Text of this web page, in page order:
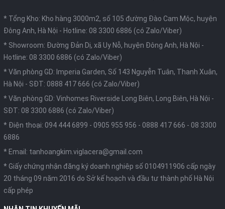
* Tổng Kho: Kho hàng 3000m2, số 105 đường Đào Cam Mộc, huyện
Đông Anh, Hà Nội - Hotline: 08 3300 6886 (có Zalo/Viber)
* Showroom: Đường Đản Dị, xã Uy Nỗ, huyện Đông Anh, Hà Nội -
Hotline: 08 3300 6886 (có Zalo/Viber)
* Văn phòng GD: Imperia Garden, Số 143 Nguyễn Tuân, Thanh Xuân,
Hà Nội - SĐT: 0888 417 666 (có Zalo/Viber)
* Văn phòng GD: Vinhomes Riverside Long Biên, Long Biên, Hà Nội -
SĐT: 08 3300 6886 (có Zalo/Viber)
* Điện thoại: 094 444 6899 - 0905 955 956 - 0888 417 666 - 08 3300
6886
* Email: tanhoangkim.viglacera@gmail.com
* Giấy chứng nhận đăng ký doanh nghiệp số 0104911906 cấp ngày
20 tháng 09 năm 2016 do Sở kế hoạch và đầu tư thành phố Hà Nội
cấp phép